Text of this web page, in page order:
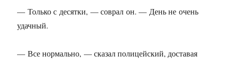
— Только с десятки, — соврал он. — День не очень
удачный.
— Все нормально, — сказал полицейский, доставая